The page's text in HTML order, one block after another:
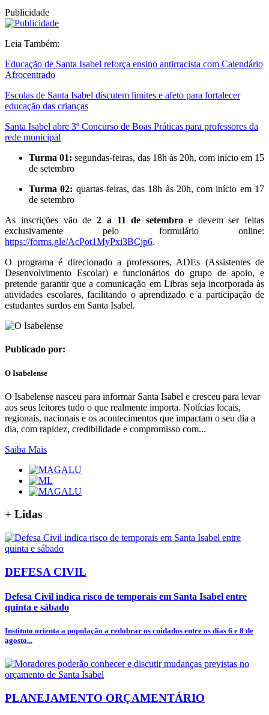
Publicidade
Leia Também:
Educação de Santa Isabel reforça ensino antirracista com Calendário
Afrocentrado
Escolas de Santa Isabel discutem limites e afeto para fortalecer
educação das crianças
Santa Isabel abre 3º Concurso de Boas Práticas para professores da
rede municipal
Turma 01: segundas-feiras, das 18h às 20h, com início em 15
de setembro
Turma 02: quartas-feiras, das 18h às 20h, com início em 17
de setembro
As inscrições vão de 2 a 11 de setembro e devem ser feitas
exclusivamente pelo formulário online:
https://forms.gle/AcPot1MyPxi3BCjp6.
O programa é direcionado a professores, ADEs (Assistentes de
Desenvolvimento Escolar) e funcionários do grupo de apoio, e
pretende garantir que a comunicação em Libras seja incorporada às
atividades escolares, facilitando o aprendizado e a participação de
estudantes surdos em Santa Isabel.
Publicado por:
O Isabelense
O Isabelense nasceu para informar Santa Isabel e cresceu para levar
aos seus leitores tudo o que realmente importa. Notícias locais,
regionais, nacionais e os acontecimentos que impactam o seu dia a
dia, com rapidez, credibilidade e compromisso com...
Saiba Mais
+ Lidas
DEFESA CIVIL
Defesa Civil indica risco de temporais em Santa Isabel entre
quinta e sábado
Instituto orienta a população a redobrar os cuidados entre os dias 6 e 8 de
agosto...
PLANEJAMENTO ORÇAMENTÁRIO